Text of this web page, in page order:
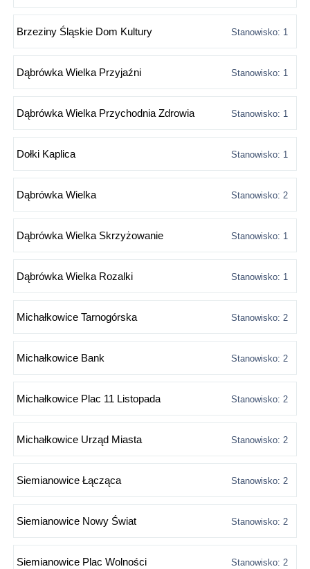
Brzeziny Śląskie Dom Kultury Stanowisko: 1
Dąbrówka Wielka Przyjaźni Stanowisko: 1
Dąbrówka Wielka Przychodnia Zdrowia Stanowisko: 1
Dołki Kaplica Stanowisko: 1
Dąbrówka Wielka Stanowisko: 2
Dąbrówka Wielka Skrzyżowanie Stanowisko: 1
Dąbrówka Wielka Rozalki Stanowisko: 1
Michałkowice Tarnogórska Stanowisko: 2
Michałkowice Bank Stanowisko: 2
Michałkowice Plac 11 Listopada Stanowisko: 2
Michałkowice Urząd Miasta Stanowisko: 2
Siemianowice Łącząca Stanowisko: 2
Siemianowice Nowy Świat Stanowisko: 2
Siemianowice Plac Wolności Stanowisko: 2